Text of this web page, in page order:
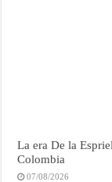
La era De la
Colombia
07/08/2026